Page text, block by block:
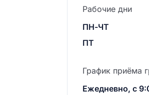
Рабочие дни
ПН-ЧТ
ПТ
График приёма
Ежедневно, с